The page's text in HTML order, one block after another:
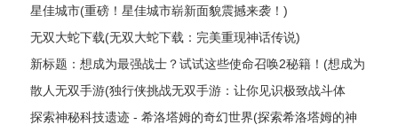
星佳城市(重磅！星佳城市崭新面貌震撼来袭！)
无双大蛇下载(无双大蛇下载：完美重现神话传说)
新标题：想成为最强战士？试试这些使命召唤2秘籍！(想成为
最强战士？这些使命召唤2秘籍绝对让你雄霸战场！)
散人无双手游(独行侠挑战无双手游：让你见识极致战斗体
验！)
探索神秘科技遗迹 - 希洛塔姆的奇幻世界(探索希洛塔姆的神